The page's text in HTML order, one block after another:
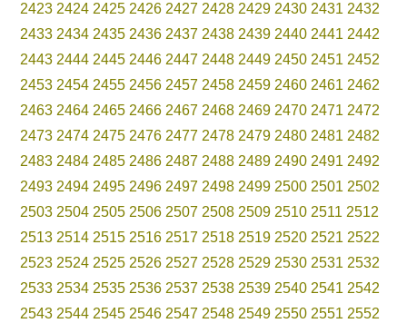
2423 2424 2425 2426 2427 2428 2429 2430 2431 2432
2433 2434 2435 2436 2437 2438 2439 2440 2441 2442
2443 2444 2445 2446 2447 2448 2449 2450 2451 2452
2453 2454 2455 2456 2457 2458 2459 2460 2461 2462
2463 2464 2465 2466 2467 2468 2469 2470 2471 2472
2473 2474 2475 2476 2477 2478 2479 2480 2481 2482
2483 2484 2485 2486 2487 2488 2489 2490 2491 2492
2493 2494 2495 2496 2497 2498 2499 2500 2501 2502
2503 2504 2505 2506 2507 2508 2509 2510 2511 2512
2513 2514 2515 2516 2517 2518 2519 2520 2521 2522
2523 2524 2525 2526 2527 2528 2529 2530 2531 2532
2533 2534 2535 2536 2537 2538 2539 2540 2541 2542
2543 2544 2545 2546 2547 2548 2549 2550 2551 2552